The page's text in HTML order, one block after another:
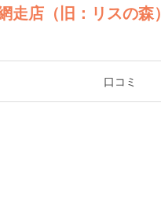
店（旧：リスの森）
口コミ